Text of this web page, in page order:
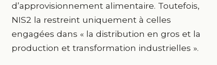
d’approvisionnement alimentaire. Toutefois,
NIS2 la restreint uniquement à celles
engagées dans « la distribution en gros et la
production et transformation industrielles ».